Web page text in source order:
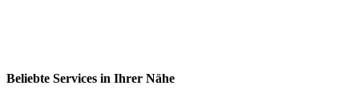
Beliebte Services in Ihrer Nähe